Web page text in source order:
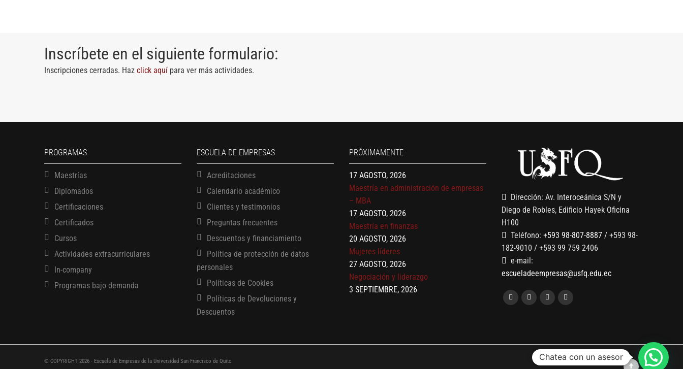
Inscríbete en el siguiente formulario:
Inscripciones cerradas. Haz click aquí para ver más actividades.
PROGRAMAS
Maestrías
Diplomados
Certificaciones
Certificados
Cursos
Actividades extracurriculares
In-company
Programas bajo demanda
ESCUELA DE EMPRESAS
Acreditaciones
Calendario académico
Clientes y testimonios
Preguntas frecuentes
Descuentos y financiamiento
Política de protección de datos
personales
Políticas de Cookies
Políticas de Devoluciones y
Descuentos
PRÓXIMAMENTE
13 AGOSTO, 2026
17 AGOSTO, 2026
17 AGOSTO, 2026
Maestría en administración de empresas
– MBA
17 AGOSTO, 2026
Maestría en finanzas
20 AGOSTO, 2026
Mujeres líderes
27 AGOSTO, 2026
Negociación y liderazgo
3 SEPTIEMBRE, 2026
Dirección: Av. Interoceánica S/N y
Diego de Robles, Edificio Hayek Oficina
H100
Teléfono: +593 98-807-8887 / +593 98-
182-9010 / +593 99 759 2406
e-mail:
escueladeempresas@usfq.edu.ec
© COPYRIGHT 2026 - Escuela de Empresas de la Universidad San Francisco de Quito Chatea con un asesor